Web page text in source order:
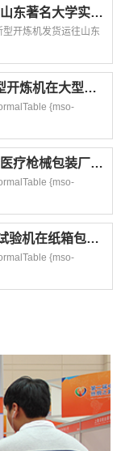
喜讯：HY-160D开炼机在山东著名大学实验室的应用
开炼机发货运往山东
喜讯：HY-160DCK快热型开炼机在大型石化项目内的应用
HY-120D双调频开炼机在医疗枪械包装厂的应用
HY-953AS自动破裂强度试验机在纸箱包装厂的应用